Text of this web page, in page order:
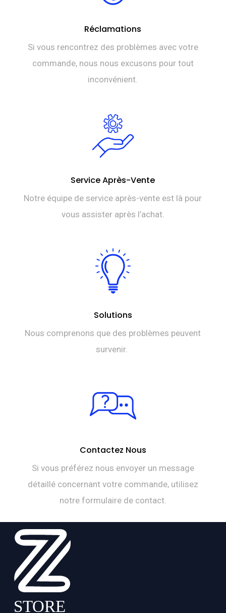
Réclamations
Si vous rencontrez des problèmes avec votre
commande, nous nous excusons pour tout
inconvénient.
Service Après-Vente
Notre équipe de service après-vente est là pour
vous assister après l’achat.
Solutions
Nous comprenons que des problèmes peuvent
survenir.
Contactez Nous
Si vous préférez nous envoyer un message
détaillé concernant votre commande, utilisez
notre formulaire de contact.